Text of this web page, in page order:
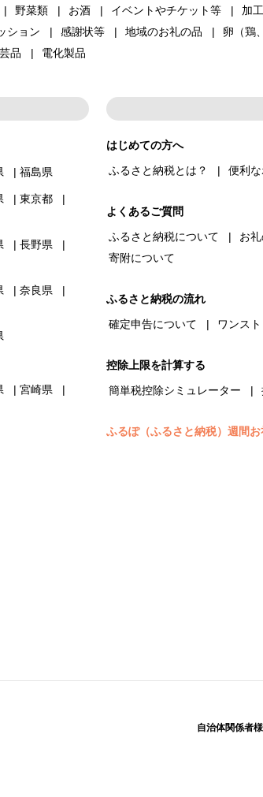
野菜類 お酒 イベントやチケット等 加
ション 感謝状等 地域のお礼の品 卵（鶏
品 電化製品
福島県
東京都
長野県
奈良県
宮崎県
はじめての方へ
ふるさと納税とは？
便利
よくあるご質問
ふるさと納税について
お
寄附について
ふるさと納税の流れ
確定申告について
ワンス
控除上限を計算する
簡単税控除シミュレーター
ふるぽ（ふるさと納税）週間
自治体関係者